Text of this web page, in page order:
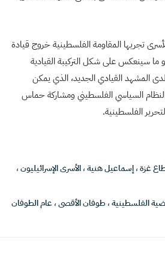
تجريها المقاومة الفلسطينية خروج قيادة
ما سينعكس على شكل التركيبة القيادية
المشهد القيادي الجديد، الذي يمكن
السياسي الفلسطيني ومشاركة حماس
الفلسطينية.
غزة،إسماعيل هنية،الأسرى الإسرائيليون،
الفلسطينية، طوفان الأقصى، عام الطوفان